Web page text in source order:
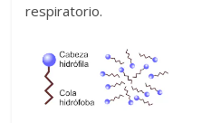
respiratorio.